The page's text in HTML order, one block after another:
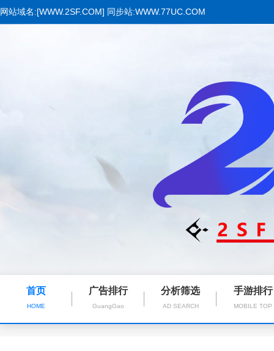
网站域名:[WWW.2SF.COM] 同步站:WWW.77UC.COM
首页
HOME
广告排行
GuangGao
分析筛选
AD SEARCH
手游排行
MOBILE TOP